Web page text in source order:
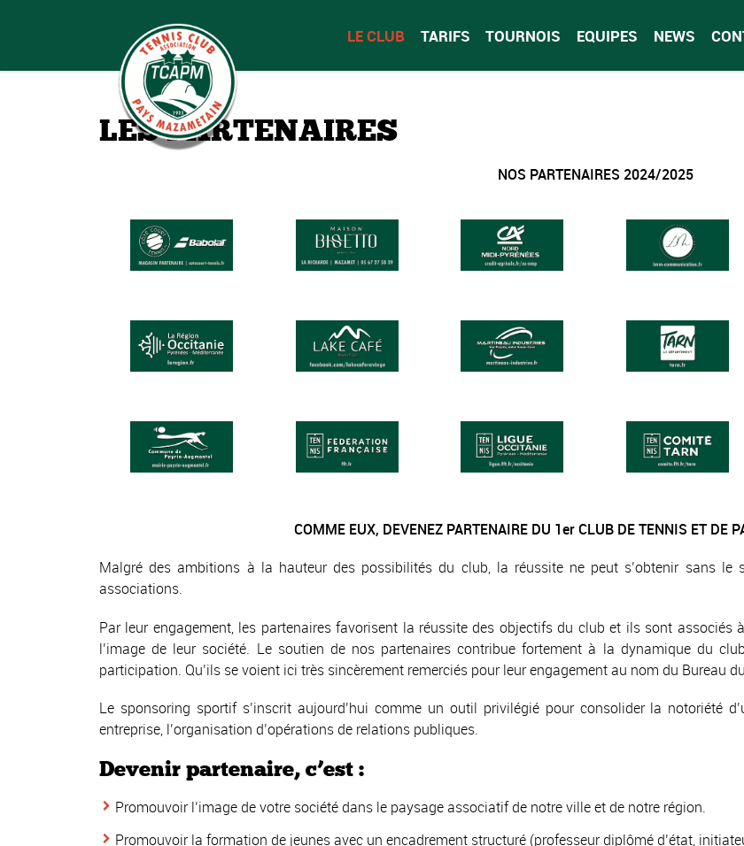
LE CLUB TARIFS TOURNOIS EQUIPES NEWS
LES PARTENAIRES
NOS PARTENAIRES 2024/2025
COMME EUX, DEVENEZ PARTENAIRE DU 1er CLUB DE TENNIS ET DE
Malgré des ambitions à la hauteur des possibilités du club, la réussite ne peut s’obtenir sans le
associations.
Par leur engagement, les partenaires favorisent la réussite des objectifs du club et ils sont
l’image de leur société. Le soutien de nos partenaires contribue fortement à la dynamique du
participation. Qu’ils se voient ici très sincèrement remerciés pour leur engagement au nom du Bureau
Le sponsoring sportif s’inscrit aujourd’hui comme un outil privilégié pour consolider la notoriété
entreprise, l’organisation d’opérations de relations publiques.
Devenir partenaire, c’est :
Promouvoir l’image de votre société dans le paysage associatif de notre ville et de notre région.
Promouvoir la formation de jeunes avec un encadrement structuré (professeur diplômé d’état,